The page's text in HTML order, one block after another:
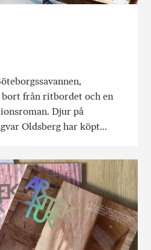
från ritbordet och en
Djur på
Oldsberg har köpt…